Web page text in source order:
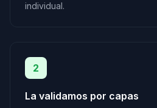
individual.
2
La validamos por capas